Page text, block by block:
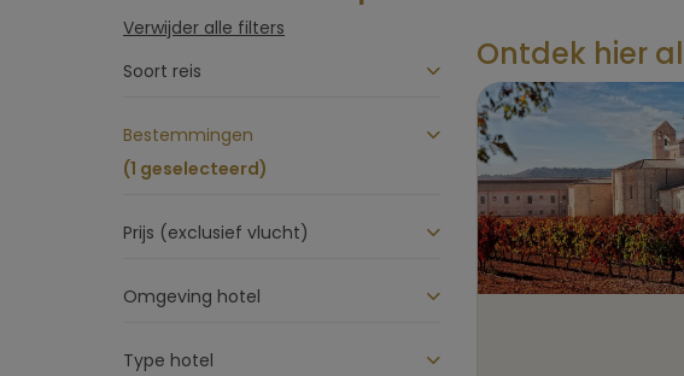
Verwijder alle filters
Soort reis
Bestemmingen
(1 geselecteerd)
Prijs (exclusief vlucht)
Omgeving hotel
Type hotel
Ontdek hier